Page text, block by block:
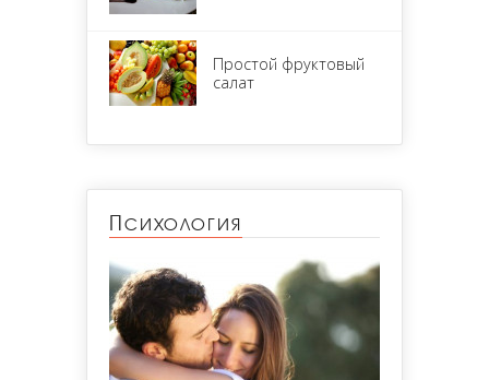
Простой фруктовый
салат
Психология